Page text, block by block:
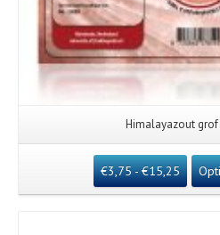
Himalayazout
€3,75- €15,25